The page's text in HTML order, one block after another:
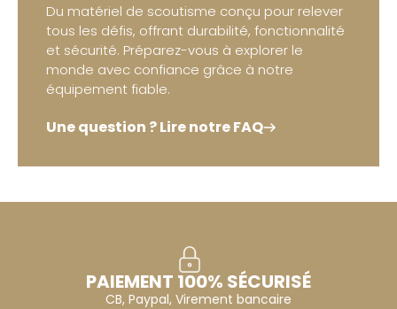
Du matériel de scoutisme conçu pour relever
tous les défis, offrant durabilité, fonctionnalité
et sécurité. Préparez-vous à explorer le
monde avec confiance grâce à notre
équipement fiable.
Une question ? Lire notre FAQ
PAIEMENT 100% SÉCURISÉ
CB, Paypal, Virement bancaire